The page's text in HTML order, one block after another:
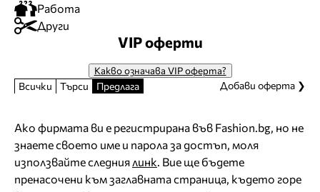
Работа
Други
VIP оферти
Какво означава VIP оферта?
Всички
Търси Предлага Добави оферта ❯
Ако фирмата ви е регистрирана във Fashion.bg, но не
знаете своето име и парола за достъп, моля
използвайте следния линк. Вие ще бъдете
пренасочени към заглавната страница, където горе